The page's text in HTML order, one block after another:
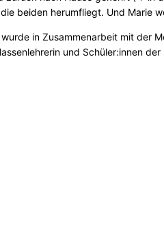
beiden herumfliegt. Und Marie
in Zusammenarbeit mit der
und Schüler:innen der